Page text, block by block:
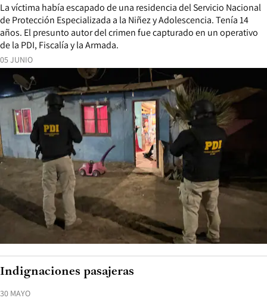
05 JUNIO
La víctima había escapado de una residencia del Servicio Nacional
de Protección Especializada a la Niñez y Adolescencia. Tenía 14
años. El presunto autor del crimen fue capturado en un operativo
de la PDI, Fiscalía y la Armada.
30 MAYO
Indignaciones pasajeras